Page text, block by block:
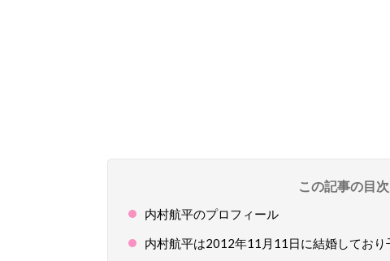
この記事の目次
内村航平のプロフィール
内村航平は2012年11月11日に結婚しており